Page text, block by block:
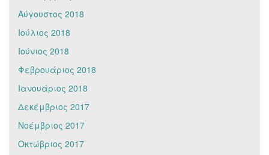
Αύγουστος 2018
Ιούλιος 2018
Ιούνιος 2018
Φεβρουάριος 2018
Ιανουάριος 2018
Δεκέμβριος 2017
Νοέμβριος 2017
Οκτώβριος 2017